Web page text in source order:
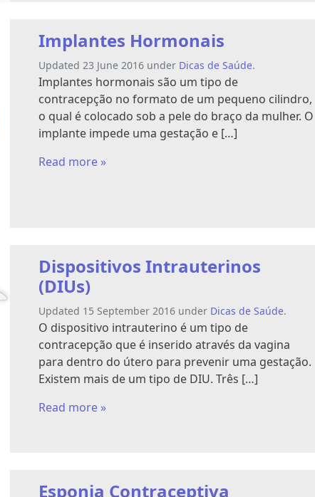
Implantes Hormonais
Updated 23 June 2016 under Dicas de Saúde.
Implantes hormonais são um tipo de
contracepção no formato de um pequeno cilindro,
o qual é colocado sob a pele do braço da mulher. O
implante impede uma gestação e […]
Read more »
Dispositivos Intrauterinos
(DIUs)
Updated 15 September 2016 under Dicas de Saúde.
O dispositivo intrauterino é um tipo de
contracepção que é inserido através da vagina
para dentro do útero para prevenir uma gestação.
Existem mais de um tipo de DIU. Três […]
Read more »
Esponja Contraceptiva